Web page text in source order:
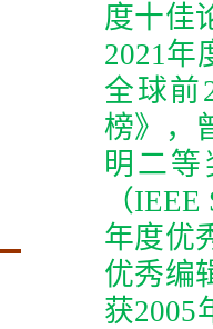
度十佳
2021年
全球前
榜》，
明二等
（
年度优
优秀编
获2005